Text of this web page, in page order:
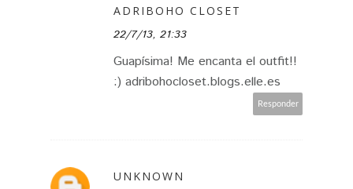
ADRIBOHO CLOSET
22/7/13, 21:33
Guapísima! Me encanta el outfit!!
:) adribohocloset.blogs.elle.es
Responder
UNKNOWN